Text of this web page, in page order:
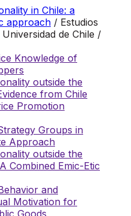
in Chile: a
approach / Estudios
de Chile /
Knowledge of
outside the
from Chile
Promotion
Groups in
Approach
outside the
Combined Emic-Etic
and
Motivation for